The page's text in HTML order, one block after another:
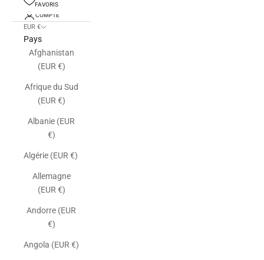
FAVORIS
COMPTE
EUR €
Pays
Afghanistan
(EUR €)
Afrique du Sud
(EUR €)
Albanie (EUR
€)
Algérie (EUR €)
Allemagne
(EUR €)
Andorre (EUR
€)
Angola (EUR €)